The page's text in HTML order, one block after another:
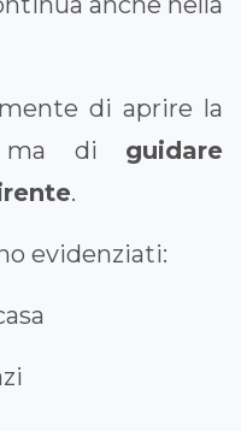
di aprire la
ma di guidare
.
evidenziati: